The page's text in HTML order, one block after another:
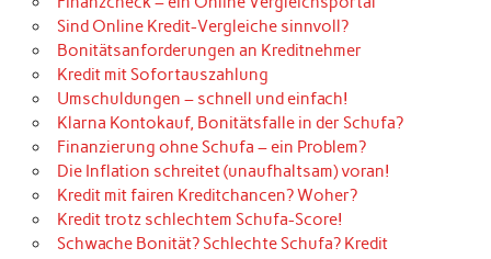
Sind Online Kredit-Vergleiche sinnvoll?
Bonitätsanforderungen an Kreditnehmer
Kredit mit Sofortauszahlung
Umschuldungen – schnell und einfach!
Klarna Kontokauf, Bonitätsfalle in der Schufa?
Finanzierung ohne Schufa – ein Problem?
Die Inflation schreitet (unaufhaltsam) voran!
Kredit mit fairen Kreditchancen? Woher?
Kredit trotz schlechtem Schufa-Score!
Schwache Bonität? Schlechte Schufa? Kredit